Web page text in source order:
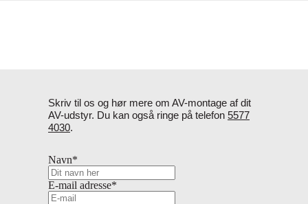
Skriv til os og hør mere om AV-montage af dit
AV-udstyr. Du kan også ringe på telefon 5577
4030.
Navn*
E-mail adresse*